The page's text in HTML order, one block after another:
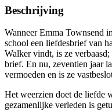
Beschrijving
Wanneer Emma Townsend
school een liefdesbrief van
Walker vindt, is ze
brief. En nu, zeventien jaar
vermoeden en is ze
Het weerzien doet de liefde
gezamenlijke verleden is